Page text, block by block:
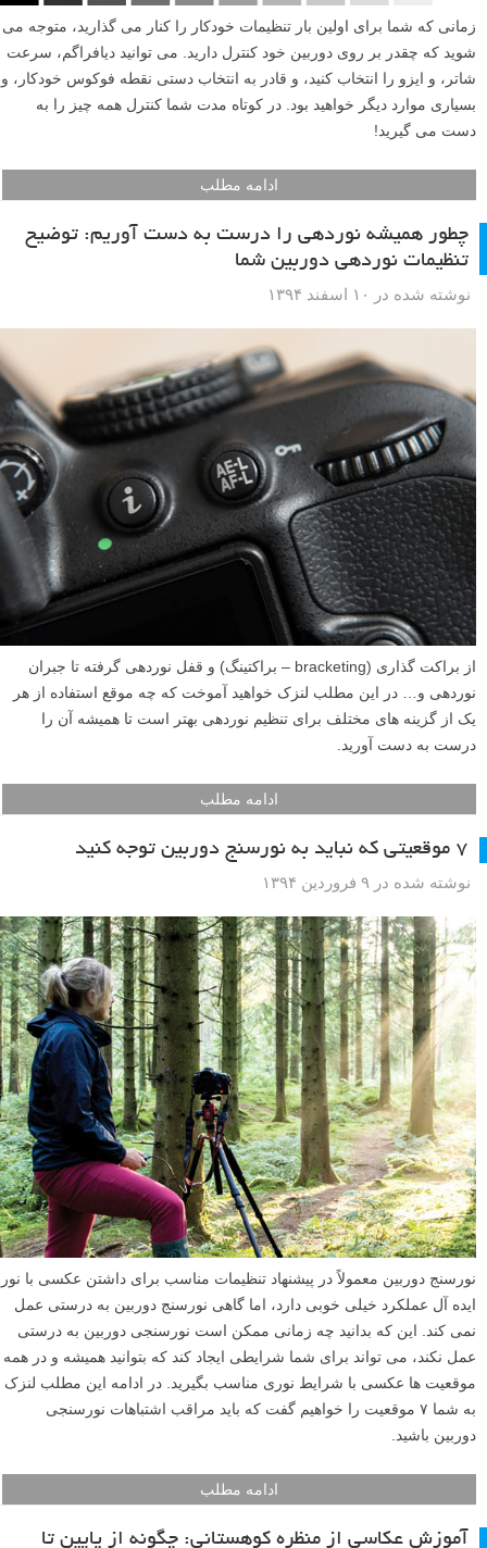
زمانی که شما برای اولین بار تنظیمات خودکار را کنار می گذارید، متوجه می
شوید که چقدر بر روی دوربین خود کنترل دارید. می توانید دیافراگم، سرعت
شاتر، و ایزو را انتخاب کنید، و قادر به انتخاب دستی نقطه فوکوس خودکار، و
بسیاری موارد دیگر خواهید بود. در کوتاه مدت شما کنترل همه چیز را به
دست می گیرید!
ادامه مطلب
چطور همیشه نوردهی را درست به دست آوریم: توضیح
تنظیمات نوردهی دوربین شما
نوشته شده در ۱۰ اسفند ۱۳۹۴
از براکت گذاری (bracketing – براکتینگ) و قفل نوردهی گرفته تا جبران
نوردهی و… در این مطلب لنزک خواهید آموخت که چه موقع استفاده از هر
یک از گزینه های مختلف برای تنظیم نوردهی بهتر است تا همیشه آن را
درست به دست آورید.
ادامه مطلب
۷ موقعیتی که نباید به نورسنج دوربین توجه کنید
نوشته شده در ۹ فروردین ۱۳۹۴
نورسنج دوربین معمولاً در پیشنهاد تنظیمات مناسب برای داشتن عکسی با نور
ایده آل عملکرد خیلی خوبی دارد، اما گاهی نورسنج دوربین به درستی عمل
نمی کند. این که بدانید چه زمانی ممکن است نورسنجی دوربین به درستی
عمل نکند، می تواند برای شما شرایطی ایجاد کند که بتوانید همیشه و در همه
موقعیت ها عکسی با شرایط نوری مناسب بگیرید. در ادامه این مطلب لنزک
به شما ۷ موقعیت را خواهیم گفت که باید مراقب اشتباهات نورسنجی
دوربین باشید.
ادامه مطلب
آموزش عکاسی از منظره کوهستانی: چگونه از پایین تا